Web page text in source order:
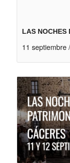
LAS NOCHES
11 septiembre